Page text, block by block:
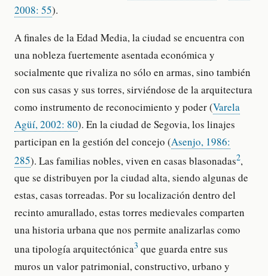
2008: 55).
A finales de la Edad Media, la ciudad se encuentra con
una nobleza fuertemente asentada económica y
socialmente que rivaliza no sólo en armas, sino también
con sus casas y sus torres, sirviéndose de la arquitectura
como instrumento de reconocimiento y poder (Varela
Agüí, 2002: 80). En la ciudad de Segovia, los linajes
participan en la gestión del concejo (Asenjo, 1986:
285). Las familias nobles, viven en casas blasonadas2,
que se distribuyen por la ciudad alta, siendo algunas de
estas, casas torreadas. Por su localización dentro del
recinto amurallado, estas torres medievales comparten
una historia urbana que nos permite analizarlas como
una tipología arquitectónica3 que guarda entre sus
muros un valor patrimonial, constructivo, urbano y